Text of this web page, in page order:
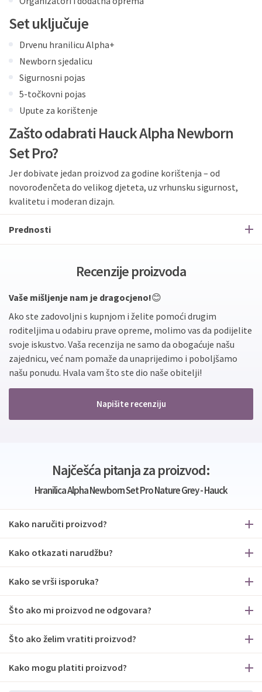
Set uključuje
Drvenu hranilicu Alpha+
Newborn sjedalicu
Sigurnosni pojas
5-točkovni pojas
Upute za korištenje
Zašto odabrati Hauck Alpha Newborn
Set Pro?
Jer dobivate jedan proizvod za godine korištenja – od
novorođenčeta do velikog djeteta, uz vrhunsku sigurnost,
kvalitetu i moderan dizajn.
Prednosti
Recenzije proizvoda
Vaše mišljenje nam je dragocjeno!😊
Ako ste zadovoljni s kupnjom i želite pomoći drugim
roditeljima u odabiru prave opreme, molimo vas da podijelite
svoje iskustvo. Vaša recenzija ne samo da obogaćuje našu
zajednicu, već nam pomaže da unaprijedimo i poboljšamo
našu ponudu. Hvala vam što ste dio naše obitelji!
Napišite recenziju
Najčešća pitanja za proizvod:
Hranilica Alpha Newborn Set Pro Nature Grey - Hauck
Kako naručiti proizvod?
Kako otkazati narudžbu?
Kako se vrši isporuka?
Što ako mi proizvod ne odgovara?
Što ako želim vratiti proizvod?
Kako mogu platiti proizvod?